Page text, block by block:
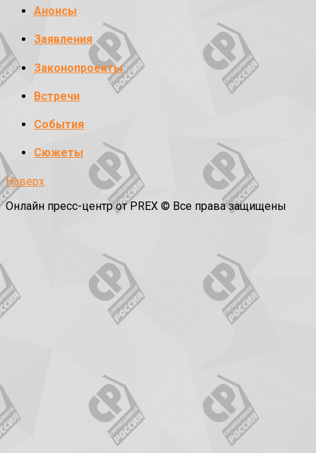
Анонсы
Заявления
Законопроекты
Встречи
События
Сюжеты
Наверх
Онлайн пресс-центр от PREX © Все права защищены